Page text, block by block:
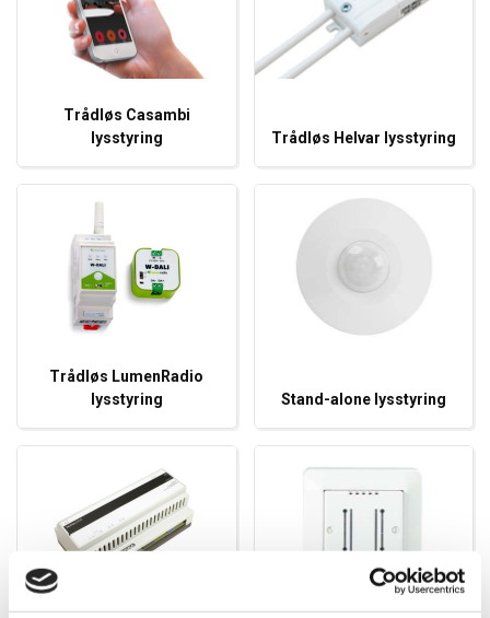
Trådløs Casambi
lysstyring
Trådløs Helvar lysstyring
Trådløs LumenRadio
lysstyring
Stand-alone lysstyring